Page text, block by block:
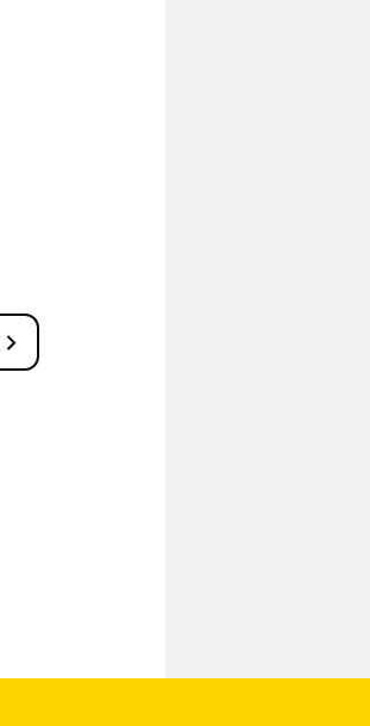
7
Avocado mit karibischer
Ananas-Ingwer-Salsa